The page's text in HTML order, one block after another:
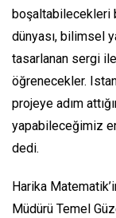
boşaltabilecekleri
dünyası, bilimsel
tasarlanan sergi
öğrenecekler.
projeye adım
yapabileceğimiz en
dedi.
Harika
Müdürü Temel